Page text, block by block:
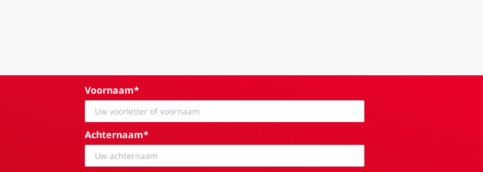
erfenis van haar heiligen”, groei Noorse kerk
Voornaam*
Achternaam*